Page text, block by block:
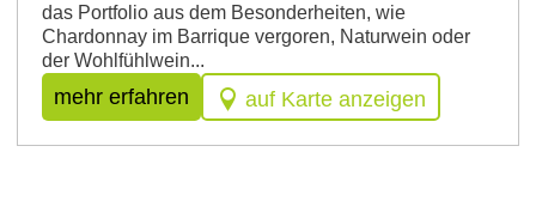
das Portfolio aus dem Besonderheiten, wie
Chardonnay im Barrique vergoren, Naturwein oder
der Wohlfühlwein...
mehr erfahren auf Karte anzeigen